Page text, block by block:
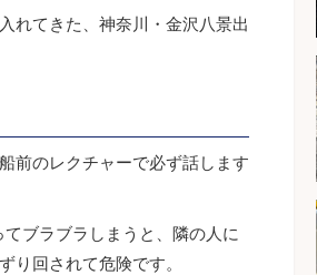
れてきた、神奈川・金沢八景出
前のレクチャーで必ず話します
ブラブラしまうと、隣の人に
り回されて危険です。